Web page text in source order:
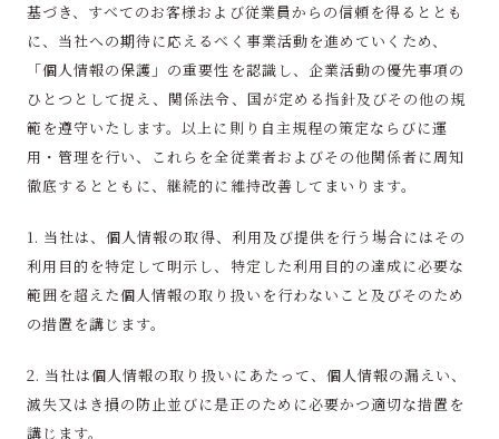
基づき、すべてのお客様および従業員からの信頼を得るととも
に、当社への期待に応えるべく事業活動を進めていくため、
「個人情報の保護」の重要性を認識し、企業活動の優先事項の
ひとつとして捉え、関係法令、国が定める指針及びその他の規
範を遵守いたします。以上に則り自主規程の策定ならびに運
用・管理を行い、これらを全従業者およびその他関係者に周知
徹底するとともに、継続的に維持改善してまいります。
1. 当社は、個人情報の取得、利用及び提供を行う場合にはその
利用目的を特定して明示し、特定した利用目的の達成に必要な
範囲を超えた個人情報の取り扱いを行わないこと及びそのため
の措置を講じます。
2. 当社は個人情報の取り扱いにあたって、個人情報の漏えい、
滅失又はき損の防止並びに是正のために必要かつ適切な措置を
講じます。